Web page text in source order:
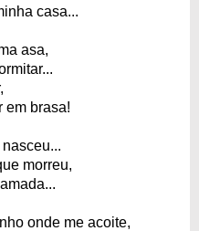
casa...
asa,
em brasa!
morreu,
onde me acoite,